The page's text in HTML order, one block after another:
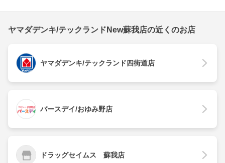
ヤマダデンキ/テックランドNew蘇我店の近くのお店
ヤマダデンキ/テックランド四街道店
バースデイ/おゆみ野店
ドラッグセイムス 蘇我店